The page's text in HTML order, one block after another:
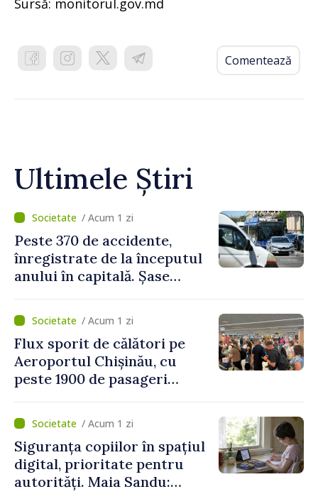
Comentează
Ultimele Știri
/ Acum 1 zi
Peste 370 de accidente,
înregistrate de la începutul
anului în capitală. Șase
/ Acum 1 zi
Flux sporit de călători pe
Aeroportul Chișinău, cu
peste 1900 de pasageri
de vârf a concediilor
/ Acum 1 zi
Siguranța copiilor în spațiul
digital, prioritate pentru
autorități. Maia Sandu: